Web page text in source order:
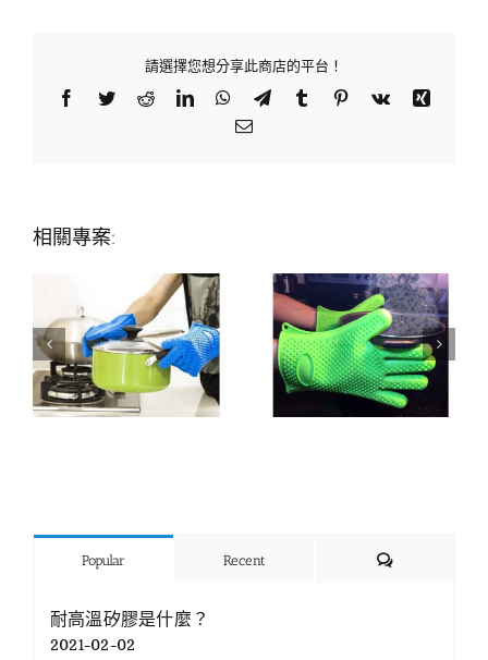
請選擇您想分享此商店的平台！
Facebook
TwitterRedditLinkedInWhatsApp
TelegramTumblr Pinterest
Vk
Xing
Email:
相關專案:
Popular Recent Comments
耐高溫矽膠是什麼？
2021-02-02